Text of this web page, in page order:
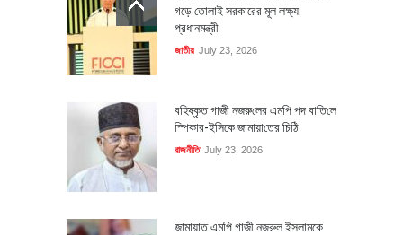
গড়ে তোলাই সরকারের মূল লক্ষ্য:
প্রধানমন্ত্রী
জাতীয় July 23, 2026
বহিষ্কৃত গাজী নজরু‌লের এম‌পি পদ বা‌তি‌লে
স্পিকার-ইসিকে জামায়া‌তের চি‌ঠি
রাজনীতি July 23, 2026
জামায়াত এমপি গাজী নজরুল ইসলামকে